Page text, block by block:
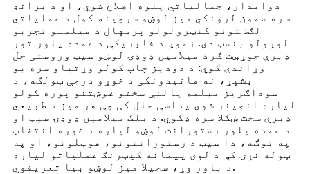
دوامدار، جمالیاتي پلوه اصلاح شوي، او د برانډ
سره سمون لرونکي میز لوښو سرچینه کول د عملیاتي
لګښتونو کنټرولولو پرمهال د میلمنو تجربو
لوړولو بنسټ دی. زموږ د فابریکې د عمده پلور تور
ډبرې جوړښت ګرد میلامین ډوډۍ لوښو سیټ وروستی حل
وړاندې کوي: د دودیز چاپ کولو وړتیاو سره یو
بشپړ، نه ماتیدونکی د خوړو درجې ټولګه، د
سوداګریز میلمه پالنې سختو غوښتنو پوره کولو
لپاره انجینر شوی پداسې حال کې چې هر میز د طبیعي
ډبرې سخت ښکلا سره ډکوي. د بلک میلامین ډوډۍ سیټ او
د عمده پلور رستورانت لوښو لپاره د غوره انتخاب
په توګه، دا سیټ د رستورانتونو، هوټلونو، او په
ټوله نړۍ کې د لوی پیمانه کیټرنګ عملیاتو لپاره
د باور وړ، سجیلا میز لوښو بیا تعریفوي.